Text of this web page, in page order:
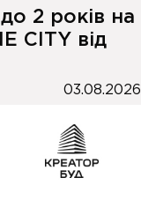
2 років на
CITY від
03.08.2026